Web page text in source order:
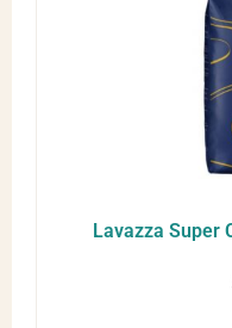
Lavazza Super